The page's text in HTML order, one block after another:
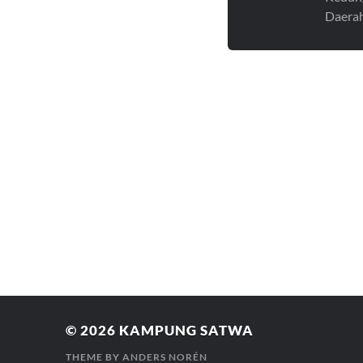
© 2026 KAMPUNG SATWA
THEME BY ANDERS NORÉN